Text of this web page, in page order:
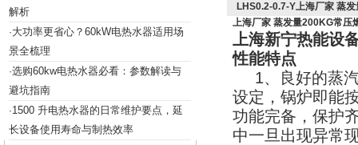
解析
·大功率更省心？60kW电热水器适用场
景全梳理
·选购60kw电热水器必看：参数解读与
避坑指南
·1500 升电热水器的日常维护要点，延
长设备使用寿命与制热效率
LHS0.2-0.7-Y上海厂家 蒸
上海厂家 蒸发量200KG常压
上海新宁热能设
性能特点
1、良好的蒸
设定，锅炉即能
功能完备，保护
中一旦出现异常